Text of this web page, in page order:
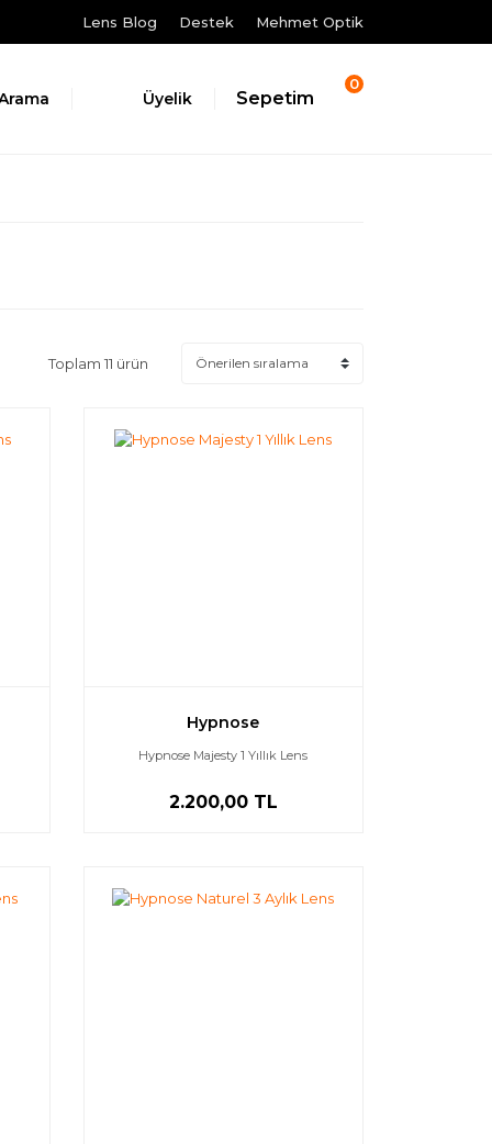
Lens Blog Destek Mehmet Optik
Üyelik Sepetim
0
Toplam 11 ürün
Hypnose
Hypnose Majesty 1 Yıllık Lens
2.200,00 TL